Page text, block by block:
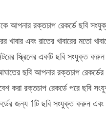
আপনার রক্তচাপ রেকর্ডে ছবি
খাবার এবং রাতের খাবারের মতো
স্ক্রিনের একটি ছবি সংযুক্ত করুন
ছবি আপনার রক্তচাপ
করা রক্তচাপ রেকর্ডে পরে ছবি
জন্য 1টি ছবি সংযুক্ত করুন